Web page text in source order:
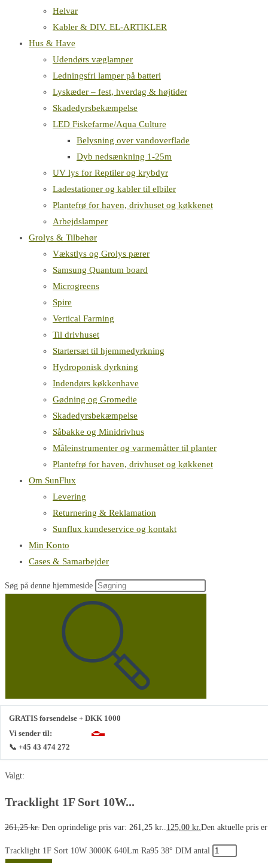
Helvar
Kabler & DIV. EL-ARTIKLER
Hus & Have
Udendørs væglamper
Ledningsfri lamper på batteri
Lyskæder – fest, hverdag & højtider
Skadedyrsbekæmpelse
LED Fiskefarme/Aqua Culture
Belysning over vandoverflade
Dyb nedsænkning 1-25m
UV lys for Reptiler og krybdyr
Ladestationer og kabler til elbiler
Plantefrø for haven, drivhuset og køkkenet
Arbejdslamper
Grolys & Tilbehør
Vækstlys og Grolys pærer
Samsung Quantum board
Microgreens
Spire
Vertical Farming
Til drivhuset
Startersæt til hjemmedyrkning
Hydroponisk dyrkning
Indendørs køkkenhave
Gødning og Gromedie
Skadedyrsbekæmpelse
Såbakke og Minidrivhus
Måleinstrumenter og varmemåtter til planter
Plantefrø for haven, drivhuset og køkkenet
Om SunFlux
Levering
Returnering & Reklamation
Sunflux kundeservice og kontakt
Min Konto
Cases & Samarbejder
Søg på denne hjemmeside
GRATIS forsendelse + DKK 1000
Vi sender til:
📞 +45 43 474 272
Valgt:
Tracklight 1F Sort 10W...
261,25kr. Den oprindelige pris var: 261,25 kr..125,00 kr.Den aktuelle pris
Tracklight 1F Sort 10W 3000K 640Lm Ra95 38° DIM antal